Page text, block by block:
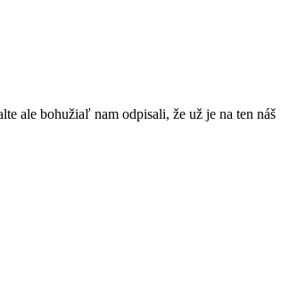
ale bohužiaľ nam odpisali, že už je na ten náš